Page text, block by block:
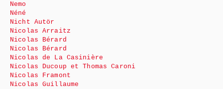
Nemo
Néné
Nicht Autör
Nicolas Arraitz
Nicolas Bérard
Nicolas Bérard
Nicolas de La Casinière
Nicolas Ducoup et Thomas Caroni
Nicolas Framont
Nicolas Guillaume